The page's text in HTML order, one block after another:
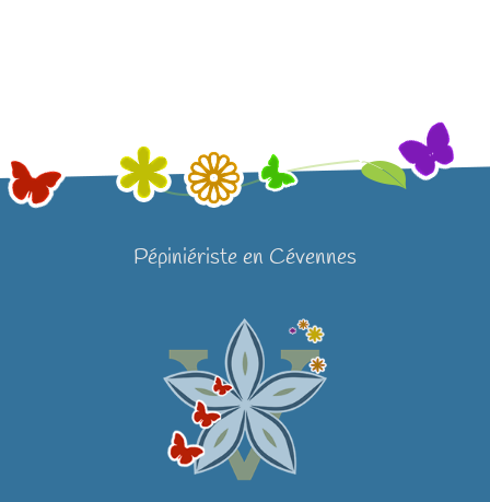
Pépiniériste en Cévennes